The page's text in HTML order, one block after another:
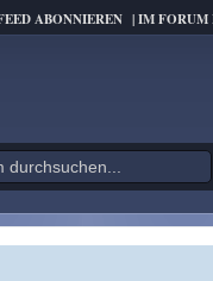
ABONNIEREN |IM FORUM